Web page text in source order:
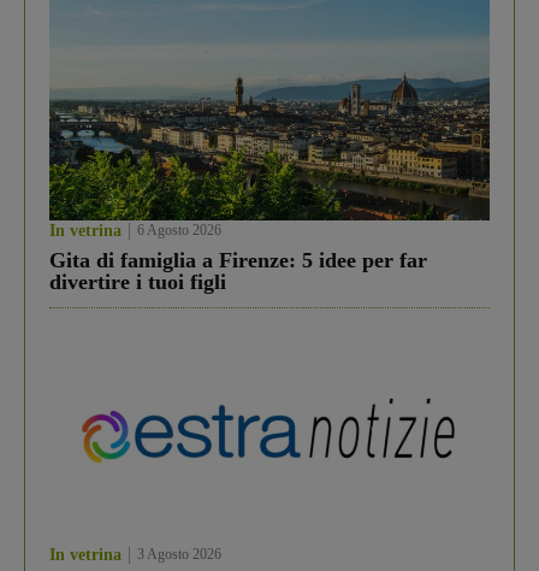
In vetrina 6 Agosto 2026
Gita di famiglia a Firenze: 5 idee per far
divertire i tuoi figli
In vetrina 3 Agosto 2026